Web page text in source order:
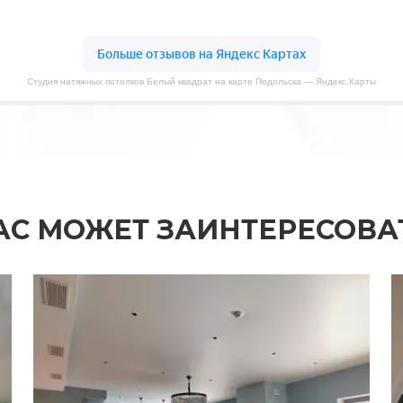
Студия натяжных потолков Белый квадрат на карте Подольска — Яндекс.Карты
МОЖЕТ